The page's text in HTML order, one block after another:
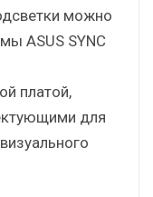
можно
ASUS SYNC
платой,
для